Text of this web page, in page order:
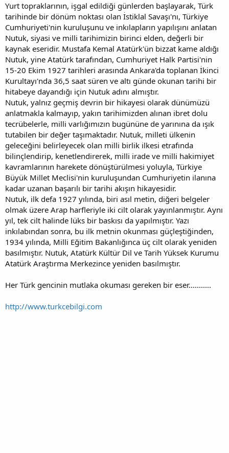
Yurt topraklarının, işgal edildiği günlerden başlayarak, Türk
tarihinde bir dönüm noktası olan İstiklal Savaşı'nı, Türkiye
Cumhuriyeti'nin kuruluşunu ve inkılapların yapılışını anlatan
Nutuk, siyasi ve milli tarihimizin birinci elden, değerli bir
kaynak eseridir. Mustafa Kemal Atatürk'ün bizzat kame aldığı
Nutuk, yine Atatürk tarafından, Cumhuriyet Halk Partisi'nin
15-20 Ekim 1927 tarihleri arasında Ankara'da toplanan İkinci
Kurultayı'nda 36,5 saat süren ve altı günde okunan tarihi bir
hitabeye dayandığı için Nutuk adını almıştır.
Nutuk, yalnız geçmiş devrin bir hikayesi olarak dünümüzü
anlatmakla kalmayıp, yakın tarihimizden alınan ibret dolu
tecrübelerle, milli varlığımızın bugününe de yarınına da ışık
tutabilen bir değer taşımaktadır. Nutuk, milleti ülkenin
geleceğini belirleyecek olan milli birlik ilkesi etrafında
bilinçlendirip, kenetlendirerek, milli irade ve milli hakimiyet
kavramlarının harekete dönüştürülmesi yoluyla, Türkiye
Büyük Millet Meclisi'nin kuruluşundan Cumhuriyetin ilanına
kadar uzanan başarılı bir tarihi akışın hikayesidir.
Nutuk, ilk defa 1927 yılında, biri asıl metin, diğeri belgeler
olmak üzere Arap harfleriyle iki cilt olarak yayınlanmıştır. Aynı
yıl, tek cilt halinde lüks bir baskısı da yapılmıştır. Yazı
inkılabından sonra, bu ilk metnin okunması güçleştiğinden,
1934 yılında, Milli Eğitim Bakanlığınca üç cilt olarak yeniden
basılmıştır. Nutuk, Atatürk Kültür Dil ve Tarih Yüksek Kurumu
Atatürk Araştırma Merkezince yeniden basılmıştır.
Her Türk gencinin mutlaka okuması gereken bir eser...........
http://www.turkcebilgi.com